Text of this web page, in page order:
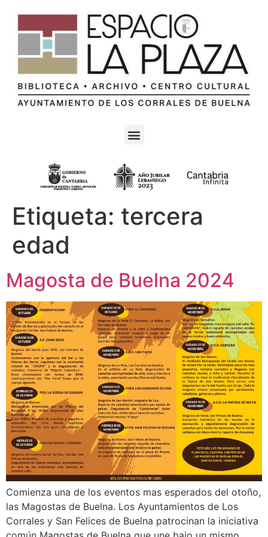
Etiqueta: tercera
edad
Magosta de Buelna 2024
Comienza una de los eventos mas esperados del otoño,
las Magostas de Buelna. Los Ayuntamientos de Los
Corrales y San Felices de Buelna patrocinan la iniciativa